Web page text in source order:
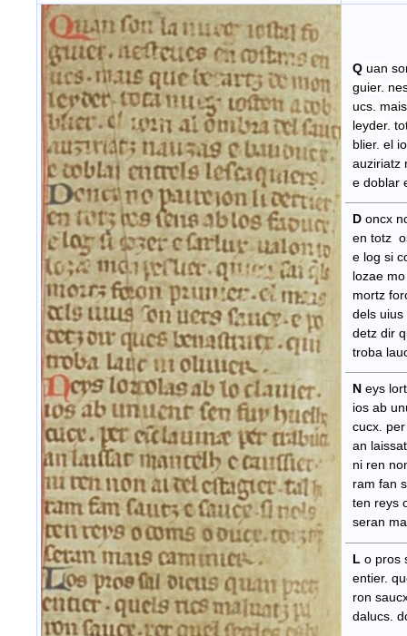
Q uan
guier.
ucs mais
leyder.
blier. el
auziriatz
e doblar
D oncx
en totz
e log si
lozae
mortz
dels
detz dir
troba
N eys
ios ab
cucx.
an
ni ren
ram fan
ten reys
seran
L o pros
entier.
ron
dalucs.